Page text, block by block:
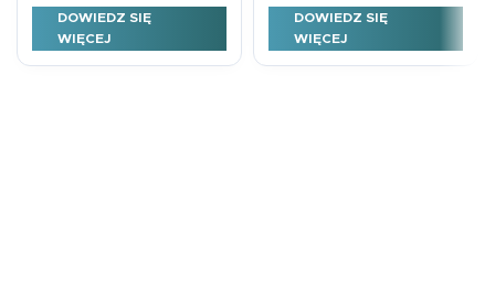
DOWIEDZ SIĘ
WIĘCEJ
DOWIEDZ SIĘ
WIĘCEJ